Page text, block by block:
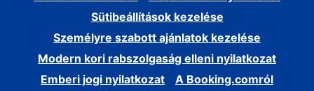
Sütibeállítások kezelése
Személyre szabott ajánlatok kezelése
Modern kori rabszolgaság elleni nyilatkozat
Emberi jogi nyilatkozat
A Booking.comról